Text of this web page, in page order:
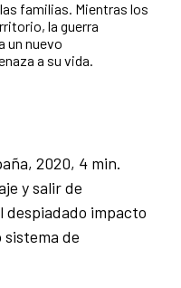
familias. Mientras los
la guerra
un nuevo
a su vida.
2020, 4 min.
y salir de
despiadado impacto
sistema de